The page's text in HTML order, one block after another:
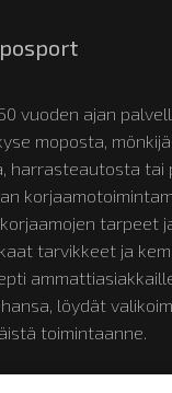
vuoden ajan
moposta,
harrasteautosta tai
tarpeet
tarvikkeet ja
löydät
toimintaanne.